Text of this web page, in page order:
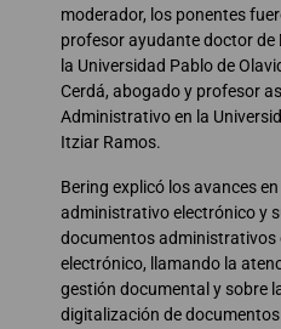
moderador, los ponentes
profesor ayudante doctor de
la Universidad Pablo de
Cerdá, abogado y profesor
Administrativo en la
Itziar Ramos.
Bering explicó los avances
administrativo electrónico y
documentos administrativos
electrónico, llamando la
gestión documental y sobre
digitalización de